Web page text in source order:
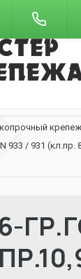
крепеж
/ 931 (кл.пр.